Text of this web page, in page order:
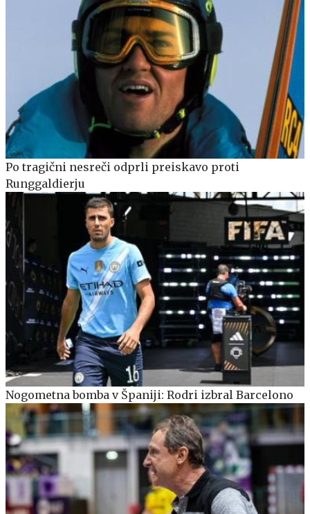
Po tragični nesreči odprli preiskavo proti
Runggaldierju
Nogometna bomba v Španiji: Rodri izbral Barcelono